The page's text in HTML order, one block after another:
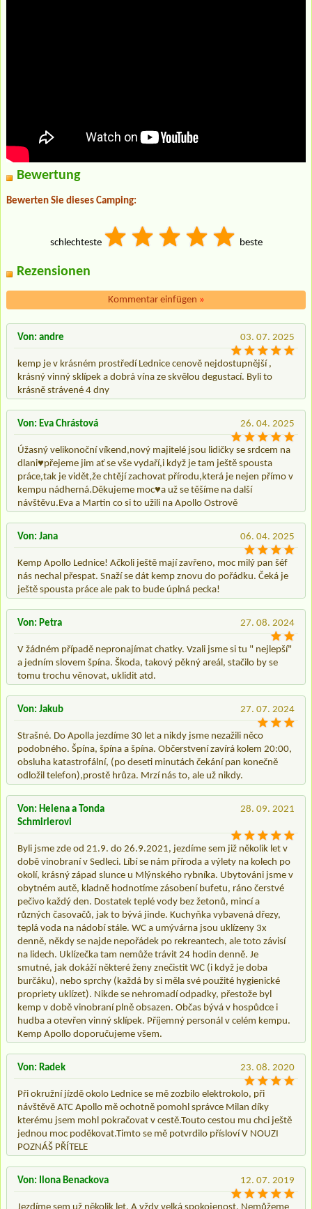
Bewertung
Bewerten Sie dieses Camping:
schlechteste beste
Rezensionen
Kommentar einfügen »
03. 07. 2025
Von: andre
kemp je v krásném prostředí Lednice cenově nejdostupnější ,
krásný vinný sklípek a dobrá vína ze skvělou degustací. Byli to
krásně strávené 4 dny
26. 04. 2025
Von: Eva Chrástová
Úžasný velikonoční víkend,nový majitelé jsou lidičky se srdcem na
dlani♥️přejeme jim ať se vše vydaří,i když je tam ještě spousta
práce,tak je vidět,že chtějí zachovat přírodu,která je nejen přímo v
kempu nádherná.Děkujeme moc♥️a už se těšíme na další
návštěvu.Eva a Martin co si to užili na Apollo Ostrově
06. 04. 2025
Von: Jana
Kemp Apollo Lednice! Ačkoli ještě mají zavřeno, moc milý pan šéf
nás nechal přespat. Snaží se dát kemp znovu do pořádku. Čeká je
ještě spousta práce ale pak to bude úplná pecka!
27. 08. 2024
Von: Petra
V žádném případě nepronajímat chatky. Vzali jsme si tu " nejlepší"
a jedním slovem špína. Škoda, takový pěkný areál, stačilo by se
tomu trochu věnovat, uklidit atd.
27. 07. 2024
Von: Jakub
Strašné. Do Apolla jezdíme 30 let a nikdy jsme nezažili něco
podobného. Špína, špína a špína. Občerstvení zavírá kolem 20:00,
obsluha katastrofální, (po deseti minutách čekání pan konečně
odložil telefon),prostě hrůza. Mrzí nás to, ale už nikdy.
28. 09. 2021
Von: Helena a Tonda
Schmirlerovi
Byli jsme zde od 21.9. do 26.9.2021, jezdíme sem již několik let v
době vinobraní v Sedleci. Líbí se nám příroda a výlety na kolech po
okolí, krásný západ slunce u Mlýnského rybníka. Ubytováni jsme v
obytném autě, kladně hodnotíme zásobení bufetu, ráno čerstvé
pečivo každý den. Dostatek teplé vody bez žetonů, mincí a
různých časovačů, jak to bývá jinde. Kuchyňka vybavená dřezy,
teplá voda na nádobí stále. WC a umývárna jsou uklízeny 3x
denně, někdy se najde nepořádek po rekreantech, ale toto závisí
na lidech. Uklízečka tam nemůže trávit 24 hodin denně. Je
smutné, jak dokáží některé ženy znečistit WC (i když je doba
burčáku), nebo sprchy (každá by si měla své použité hygienické
propriety uklízet). Nikde se nehromadí odpadky, přestože byl
kemp v době vinobraní plně obsazen. Občas bývá v hospůdce i
hudba a otevřen vinný sklípek. Příjemný personál v celém kempu.
Kemp Apollo doporučujeme všem.
23. 08. 2020
Von: Radek
Při okružní jízdě okolo Lednice se mě zozbilo elektrokolo, při
návštěvě ATC Apollo mě ochotně pomohl správce Milan díky
kterému jsem mohl pokračovat v cestě.Touto cestou mu chci ještě
jednou moc poděkovat.Timto se mě potvrdilo přísloví V NOUZI
POZNÁŠ PŘÍTELE
12. 07. 2019
Von: Ilona Benackova